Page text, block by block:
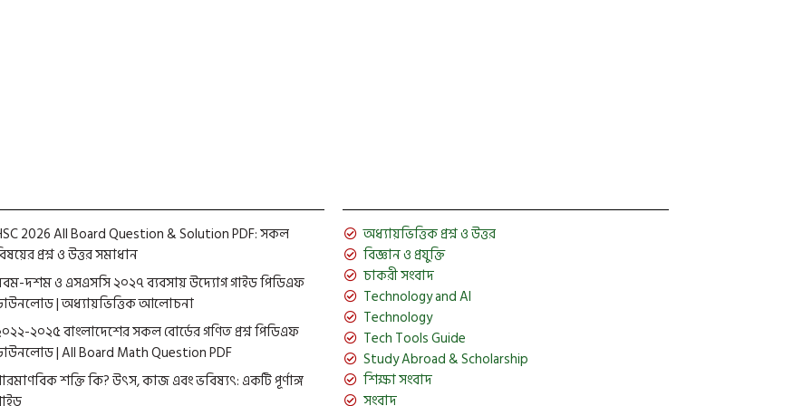
2026 All Board Question & Solution PDF: সকল
প্রশ্ন ও উত্তর সমাধান
দশম ও এসএসসি ২০২৭ ব্যবসায় উদ্যোগ গাইড পিডিএফ
| অধ্যায়ভিত্তিক আলোচনা
২০২৫ বাংলাদেশের সকল বোর্ডের গণিত প্রশ্ন পিডিএফ
| All Board Math Question PDF
শক্তি কি? উৎস, কাজ এবং ভবিষ্যৎ: একটি পূর্ণাঙ্গ
অধ্যায়ভিত্তিক প্রশ্ন ও উত্তর
বিজ্ঞান ও প্রযুক্তি
চাকরী সংবাদ
Technology and AI
Technology
Tech Tools Guide
Study Abroad & Scholarship
শিক্ষা সংবাদ
সংবাদ